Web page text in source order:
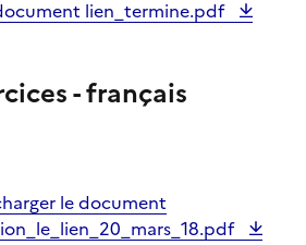
lien_termine.pdf
- français
le document